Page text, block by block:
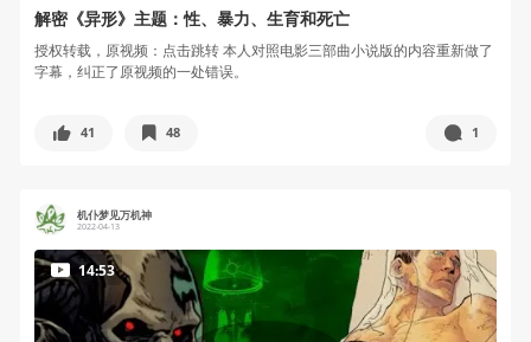
解密《异形》主题：性、暴力、生育和死亡
授权转载，原视频：点击跳转 本人对照电影三部曲小说版的内容重新做了
字幕，纠正了原视频的一处错误。
41 48 1
机仆梦见万机神
2022-04-13
14:53